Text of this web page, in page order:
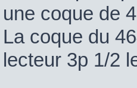
une coque de
La coque du
lecteur 3p 1/2